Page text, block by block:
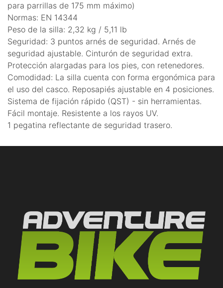
para parrillas de 175 mm máximo)
Normas: EN 14344
Peso de la silla: 2,32 kg / 5,11 lb
Seguridad: 3 puntos arnés de seguridad. Arnés de
seguridad ajustable. Cinturón de seguridad extra.
Protección alargadas para los pies, con retenedores.
Comodidad: La silla cuenta con forma ergonómica para
el uso del casco. Reposapiés ajustable en 4 posiciones.
Sistema de fijación rápido (QST) - sin herramientas.
Fácil montaje. Resistente a los rayos UV.
1 pegatina reflectante de seguridad trasero.